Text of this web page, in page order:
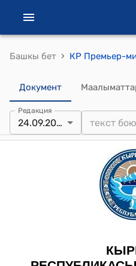
Башкы бет ›
Документ
Редакция
24.09.2014